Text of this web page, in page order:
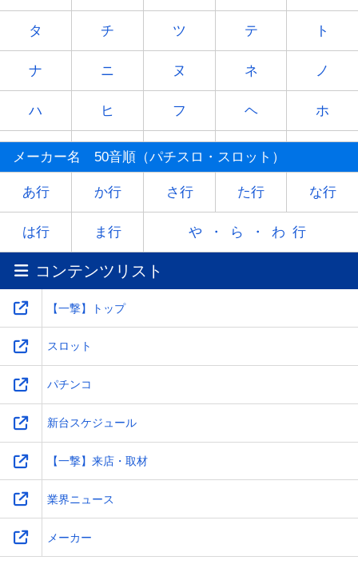
タ チ ツ テ ト
ナ ニ ヌ ネ ノ
ハ ヒ フ ヘ ホ
マ ミ ム メ
ヤ - ユ - ヨ
ラ リ レ
ワ -
メーカー名 50音順（パチスロ・スロット）
あ行 か行 さ行 た行 な行
は行 ま行 や・ら・わ行
コンテンツリスト
【一撃】トップ
スロット
パチンコ
新台スケジュール
【一撃】来店・取材
業界ニュース
メーカー